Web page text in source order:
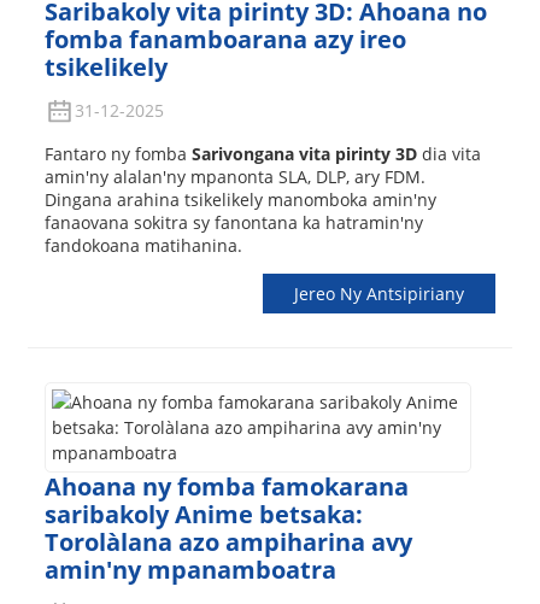
Saribakoly vita pirinty 3D: Ahoana no
fomba fanamboarana azy ireo
tsikelikely
31-12-2025
Fantaro ny fomba Sarivongana vita pirinty 3Ddia vita
amin'ny alalan'ny mpanonta SLA, DLP, ary FDM.
Dingana arahina tsikelikely manomboka amin'ny
fanaovana sokitra sy fanontana ka hatramin'ny
fandokoana matihanina.
Jereo Ny Antsipiriany
Ahoana ny fomba famokarana
saribakoly Anime betsaka:
Torolàlana azo ampiharina avy
amin'ny mpanamboatra